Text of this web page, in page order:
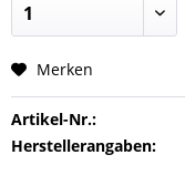
Merken
Artikel-Nr.:
Herstellerangaben: